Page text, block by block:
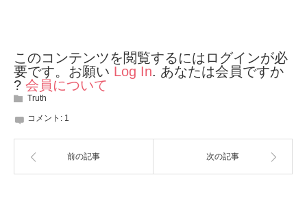
このコンテンツを閲覧するにはログインが必
要です。お願い Log In. あなたは会員ですか
? 会員について
Truth
コメント: 1
前の記事 次の記事